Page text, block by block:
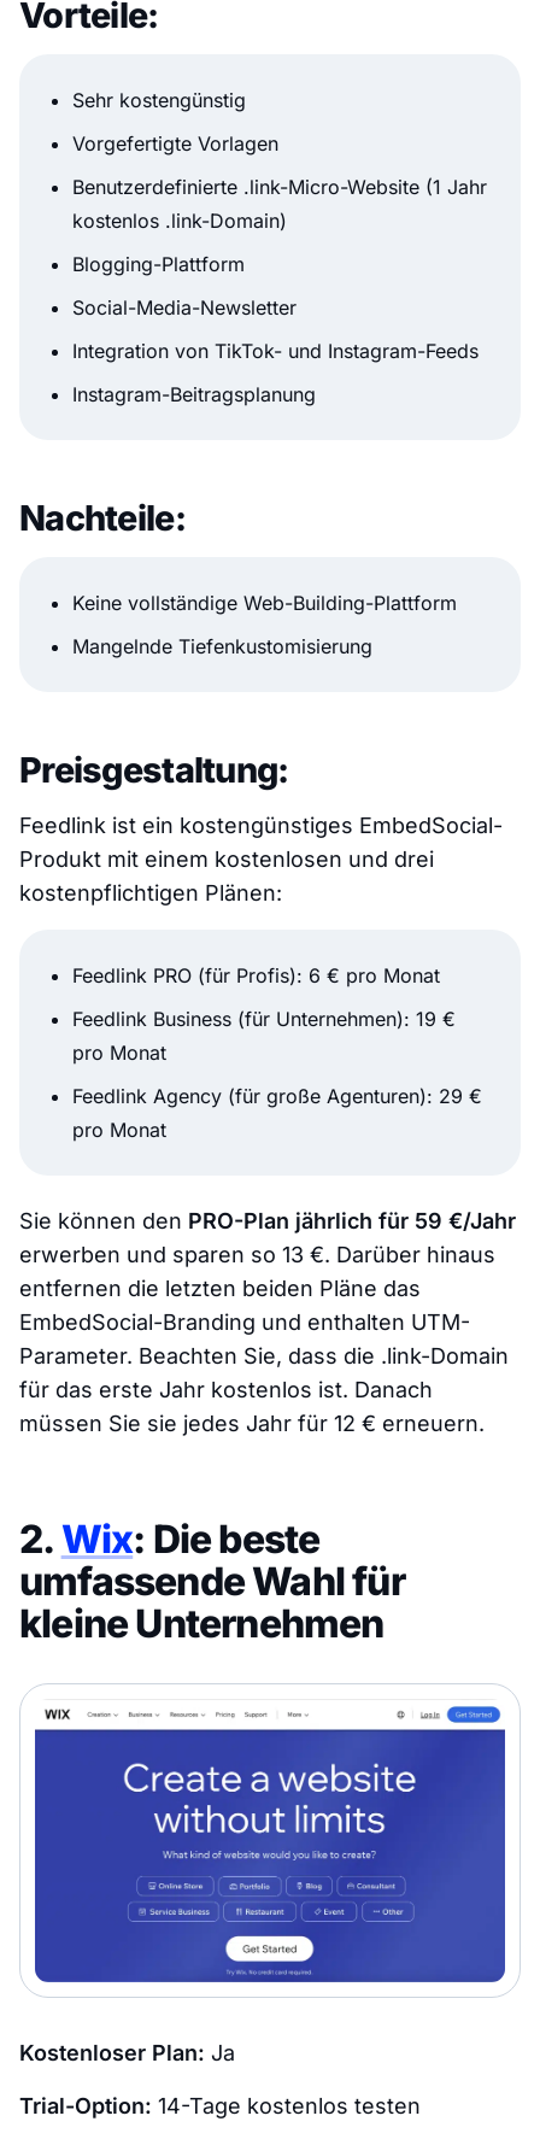
Vorteile:
Sehr kostengünstig
Vorgefertigte Vorlagen
Benutzerdefinierte .link-Micro-Website (1 Jahr
kostenlos .link-Domain)
Blogging-Plattform
Social-Media-Newsletter
Integration von TikTok- und Instagram-Feeds
Instagram-Beitragsplanung
Nachteile:
Keine vollständige Web-Building-Plattform
Mangelnde Tiefenkustomisierung
Preisgestaltung:
Feedlink ist ein kostengünstiges EmbedSocial-
Produkt mit einem kostenlosen und drei
kostenpflichtigen Plänen:
Feedlink PRO (für Profis): 6 € pro Monat
Feedlink Business (für Unternehmen): 19 €
pro Monat
Feedlink Agency (für große Agenturen): 29 €
pro Monat
Sie können den PRO-Plan jährlich für 59 €/Jahr
erwerben und sparen so 13 €. Darüber hinaus
entfernen die letzten beiden Pläne das
EmbedSocial-Branding und enthalten UTM-
Parameter. Beachten Sie, dass die .link-Domain
für das erste Jahr kostenlos ist. Danach
müssen Sie sie jedes Jahr für 12 € erneuern.
2. Wix: Die beste
umfassende Wahl für
kleine Unternehmen
Kostenloser Plan: Ja
Trial-Option: 14-Tage kostenlos testen